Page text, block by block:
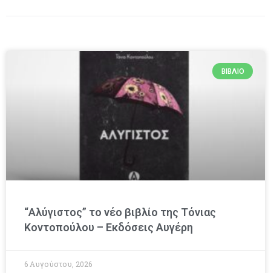
ΒΙΒΛΊΟ
“Αλύγιστος” το νέο βιβλίο της Τόνιας
Κοντοπούλου – Εκδόσεις Αυγέρη
6 Αυγούστου, 2026